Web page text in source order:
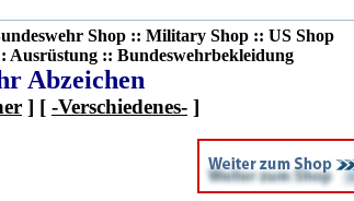
Shop :: Military Shop :: US Shop
:: Bundeswehrbekleidung
Abzeichen
] [ -Verschiedenes- ]